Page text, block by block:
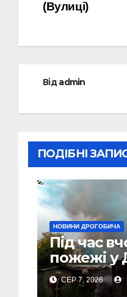
(Вулиці)
Відadmin
ПОДІБНІ
НОВИНИ ДРОГОБИЧА
Під час
пожежі у
“врятовано” 4
(Відео)
СЕР 7, 2026